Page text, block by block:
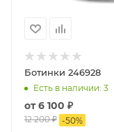
Ботинки 246928
Есть в наличии: 3
от6 100 ₽
12 200 ₽ -50%